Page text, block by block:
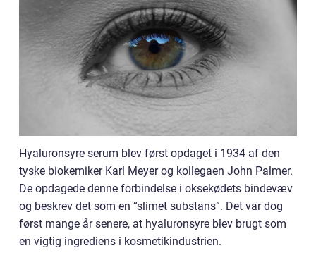
Hyaluronsyre serum blev først opdaget i 1934 af den
tyske biokemiker Karl Meyer og kollegaen John Palmer.
De opdagede denne forbindelse i oksekødets bindevæv
og beskrev det som en “slimet substans”. Det var dog
først mange år senere, at hyaluronsyre blev brugt som
en vigtig ingrediens i kosmetikindustrien.